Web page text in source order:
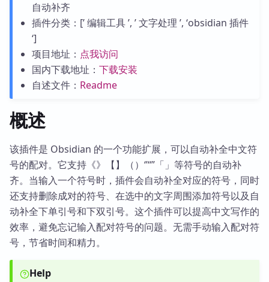
自动补齐
插件分类：[’ 编辑工具 ’, ’ 文字处理 ’, ‘obsidian 插件
‘]
项目地址： 点我访问
国内下载地址： 下载安装
自述文件： Readme
概述
该插件是 Obsidian 的一个功能扩展，可以自动补全中文符
号的配对。它支持《》【】（）‘’“”「」等符号的自动补
齐。当输入一个符号时，插件会自动补全对应的符号，同时
还支持删除成对的符号、在选中的文字周围添加符号以及自
动补全下单引号和下双引号。这个插件可以提高中文写作的
效率，避免忘记输入配对符号的问题。无需手动输入配对符
号，节省时间和精力。
Help